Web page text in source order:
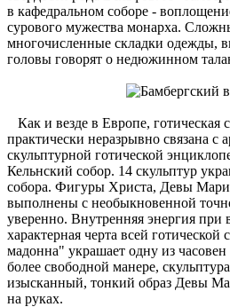
в кафедральном соборе -
сурового мужества монарха.
многочисленные складки одежды,
головы говорят о недюжинном
Как и везде в Европе, готическая
практически неразрывно связана с
скульптурной готической
Кельнский собор. 14 скульптур
собора. Фигуры Христа, Девы
выполнены с необыкновенной
уверенно. Внутренняя энергия при
характерная черта всей
мадонна" украшает одну из
более свободной манере,
изысканный, тонкий образ Девы
на руках.